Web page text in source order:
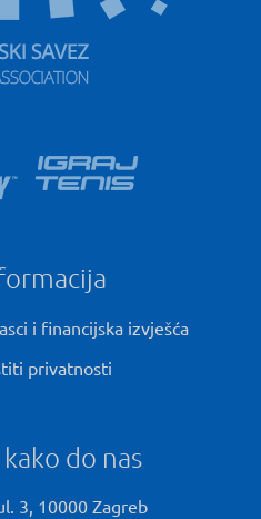
i financijska izvješća
privatnosti
do nas
3, 10000 Zagreb